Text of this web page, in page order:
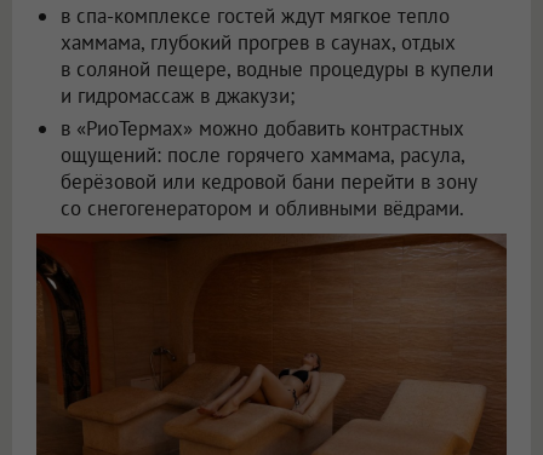
в спа-комплексе гостей ждут мягкое тепло
хаммама, глубокий прогрев в саунах, отдых
в соляной пещере, водные процедуры в купели
и гидромассаж в джакузи;
в «РиоТермах» можно добавить контрастных
ощущений: после горячего хаммама, расула,
берёзовой или кедровой бани перейти в зону
со снегогенератором и обливными вёдрами.